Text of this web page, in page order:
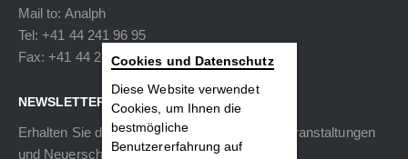
Mail to: Analph
Tel: +41 44 241 96 95
Fax: +41 44 240 34 40
NEWSLETTER
Erhalten Sie die neuesten Informationen zu Veranstaltungen
und Neuerscheinungen.
Cookies und Datenschutz
Diese Website verwendet
Cookies, um Ihnen die
bestmögliche
Benutzererfahrung auf